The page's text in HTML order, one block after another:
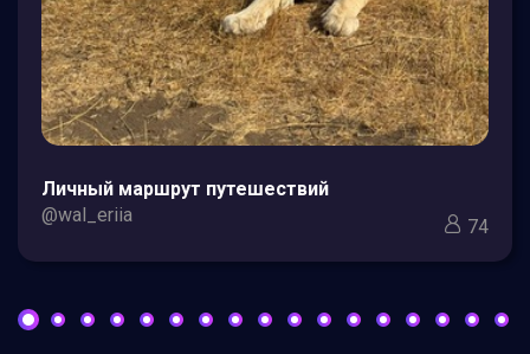
Личный маршрут путешествий
@wal_eriia
74